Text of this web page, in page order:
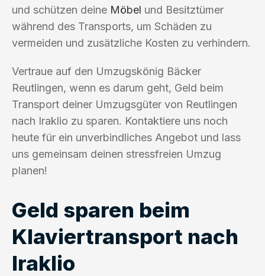
und schützen deine Möbel und Besitztümer
während des Transports, um Schäden zu
vermeiden und zusätzliche Kosten zu verhindern.
Vertraue auf den Umzugskönig Bäcker
Reutlingen, wenn es darum geht, Geld beim
Transport deiner Umzugsgüter von Reutlingen
nach Iraklio zu sparen. Kontaktiere uns noch
heute für ein unverbindliches Angebot und lass
uns gemeinsam deinen stressfreien Umzug
planen!
Geld sparen beim
Klaviertransport nach
Iraklio